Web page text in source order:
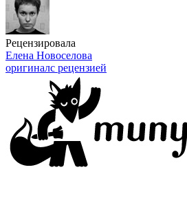
Рецензировала
Елена Новоселова
оригиналс рецензией